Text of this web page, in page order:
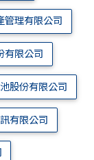
理有限公司
有限公司
股份有限公司
有限公司